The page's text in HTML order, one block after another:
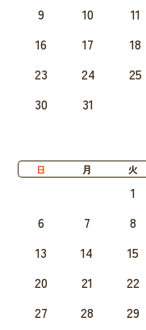
9
10 11
16
17 18
23
24 25
30
31
日 月 火
1
6
7 8
13
14 15
20
21 22
27
28 29